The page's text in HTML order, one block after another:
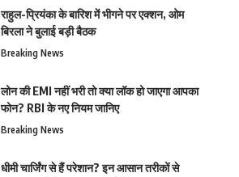
राहुल-प्रियंका के बारिश में भीगने पर एक्शन, ओम
बिरला ने बुलाई बड़ी बैठक
Breaking News
लोन की EMI नहीं भरी तो क्या लॉक हो जाएगा आपका
फोन? RBI के नए नियम जानिए
Breaking News
धीमी चार्जिंग से हैं परेशान? इन आसान तरीकों से